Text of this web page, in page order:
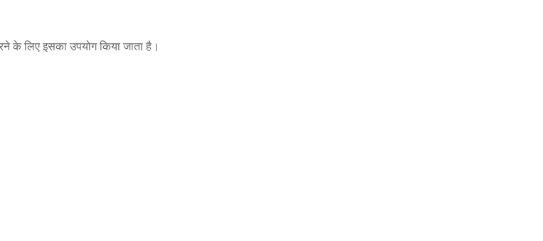
लिए इसका उपयोग किया जाता है।